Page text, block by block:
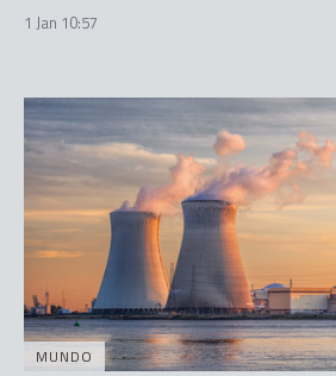
1 Jan 10:57
MUNDO